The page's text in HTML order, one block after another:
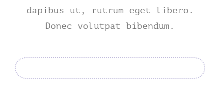
Contact
tHe VoYAGe oF tHe GoNGooZleR
dapibus ut, rutrum eget libero.
Donec volutpat bibendum.